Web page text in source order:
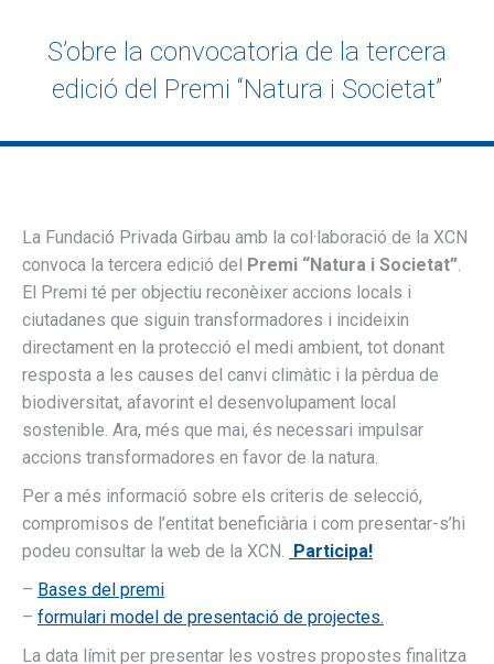
S’obre la convocatoria de la tercera
edició del Premi “Natura i Societat”
La Fundació Privada Girbau amb la col·laboració de la XCN
convoca la tercera edició del Premi “Natura i Societat”.
El Premi té per objectiu reconèixer accions locals i
ciutadanes que siguin transformadores i incideixin
directament en la protecció el medi ambient, tot donant
resposta a les causes del canvi climàtic i la pèrdua de
biodiversitat, afavorint el desenvolupament local
sostenible. Ara, més que mai, és necessari impulsar
accions transformadores en favor de la natura.
Per a més informació sobre els criteris de selecció,
compromisos de l’entitat beneficiària i com presentar-s’hi
podeu consultar la web de la XCN. Participa!
– Bases del premi
– formulari model de presentació de projectes.
La data límit per presentar les vostres propostes finalitza
Necessary